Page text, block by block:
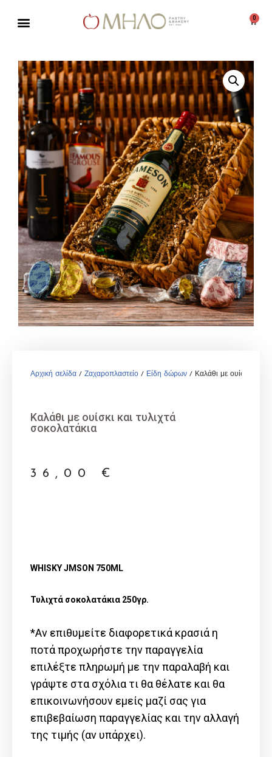
περιεχόμενο
0
Αρχική σελίδα / Ζαχαροπλαστείο / Είδη δώρων / Καλάθι με ουίσκι και
Καλάθι με ουίσκι και τυλιχτά
σοκολατάκια
36,00 €
WHISKY JMSON 750ML
Τυλιχτά σοκολατάκια 250γρ.
*Αν επιθυμείτε διαφορετικά κρασιά η
ποτά προχωρήστε την παραγγελία
επιλέξτε πληρωμή με την παραλαβή και
γράψτε στα σχόλια τι θα θέλατε και θα
επικοινωνήσουν εμείς μαζί σας για
επιβεβαίωση παραγγελίας και την αλλαγή
της τιμής (αν υπάρχει).